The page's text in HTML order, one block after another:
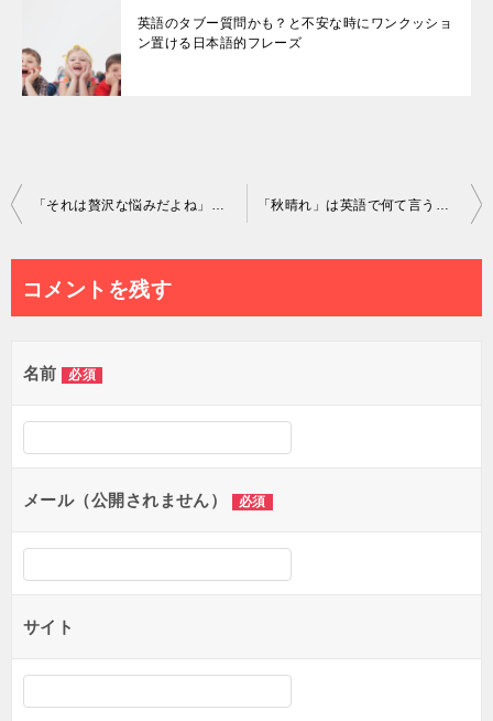
英語のタブー質問かも？と不安な時にワンクッショ
ン置ける日本語的フレーズ
投
ナ
ビ
ゲ
「それは贅沢な悩みだよね」って英語で何て言うの？悩みを相談したい時のフレーズ３選 「秋晴れ」は英語で何て言うの？
コメントを残す
名前 必須
メール（公開されません） 必須
サイト